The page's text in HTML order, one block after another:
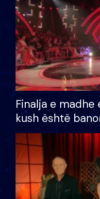
Finalja e madhe
kush është
shtëpinë dhe
të fituar çmimin